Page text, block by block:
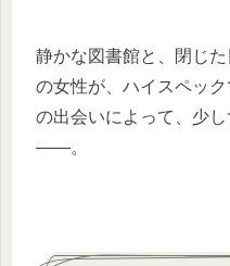
静かな図書館と、閉じ
の女性が、ハイスペッ
の出会いによって、少
――。